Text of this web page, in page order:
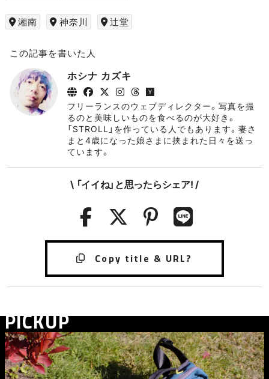
湘南 神奈川 辻堂
この記事を書いた人
ホシナ カズキ
フリーランスのウェブディレクター。写真を撮
るのと美味しいものを食べるのが大好き。
「STROLL」を作っている人でもあります。妻さ
まと4歳になった娘さまに挟まれた日々を送っ
ています。
\ 「イイね」と思ったらシェア! /
PICKUP